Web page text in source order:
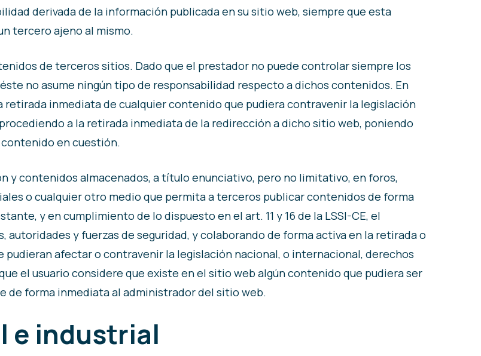
derivada de la información publicada en su sitio web, siempre que esta
tercero ajeno al mismo.
de terceros sitios. Dado que el prestador no puede controlar siempre los
no asume ningún tipo de responsabilidad respecto a dichos contenidos. En
inmediata de cualquier contenido que pudiera contravenir la legislación
a la retirada inmediata de la redirección a dicho sitio web, poniendo
en cuestión.
y contenidos almacenados, a título enunciativo, pero no limitativo, en foros,
o cualquier otro medio que permita a terceros publicar contenidos de forma
y en cumplimiento de lo dispuesto en el art. 11 y 16 de la LSSI-CE, el
autoridades y fuerzas de seguridad, y colaborando de forma activa en la retirada o
pudieran afectar o contravenir la legislación nacional, o internacional, derechos
el usuario considere que existe en el sitio web algún contenido que pudiera ser
de forma inmediata al administrador del sitio web.
e industrial